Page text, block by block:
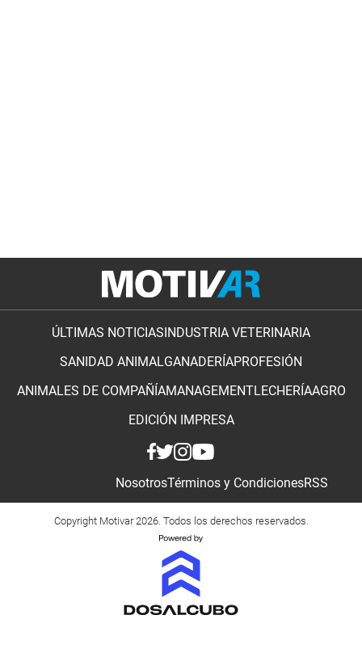
ÚLTIMAS NOTICIASINDUSTRIA VETERINARIA
SANIDAD ANIMALGANADERÍAPROFESIÓN
ANIMALES DE COMPAÑÍAMANAGEMENTLECHERÍAAGRO
EDICIÓN IMPRESA
NosotrosTérminos y CondicionesRSS
Copyright Motivar 2026. Todos los derechos reservados.